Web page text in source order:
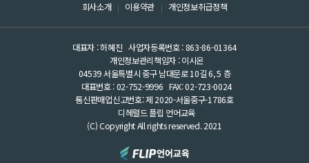
회사소개 이용약관 개인정보취급정책
대표자 : 허혜진 사업자등록번호 : 863-86-01364
개인정보관리책임자 : 이시온
04539 서울특별시 중구 남대문로 10길 6, 5 층
대표번호 : 02-752-9996 FAX: 02-723-0024
통신판매업신고번호: 제 2020-서울중구-1786호
디헤럴드 플립 언어교육
(C) Copyright All rights reserved. 2021